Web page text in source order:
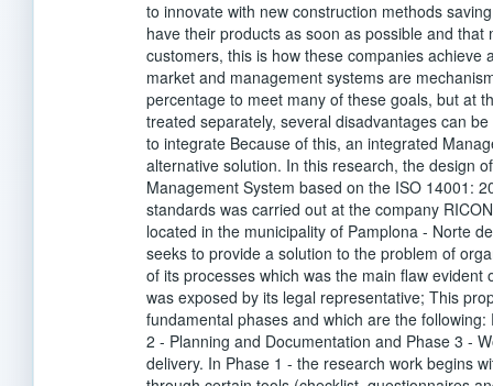
to innovate with new construction methods
have their products as soon as possible and that
customers, this is how these companies achieve
market and management systems are
percentage to meet many of these goals, but at
treated separately, several disadvantages can
to integrate Because of this, an integrated
alternative solution. In this research, the design
Management System based on the ISO 14001:
standards was carried out at the company
located in the municipality of Pamplona - Norte
seeks to provide a solution to the problem of
of its processes which was the main flaw evident
was exposed by its legal representative; This
fundamental phases and which are the
2 - Planning and Documentation and Phase 3 -
delivery. In Phase 1 - the research work begins